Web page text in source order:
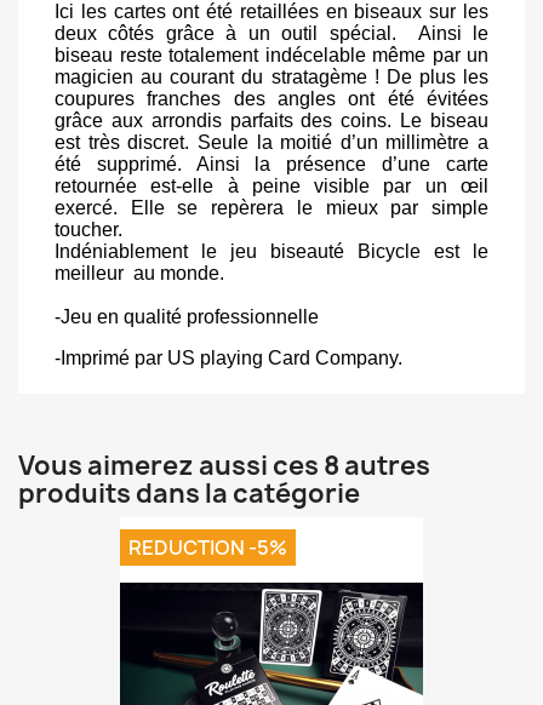
Ici les cartes ont été retaillées en biseaux sur les
deux côtés grâce à un outil spécial. Ainsi le
biseau reste totalement indécelable même par un
magicien au courant du stratagème ! De plus les
coupures franches des angles ont été évitées
grâce aux arrondis parfaits des coins. Le biseau
est très discret. Seule la moitié d’un millimètre a
été supprimé. Ainsi la présence d’une carte
retournée est-elle à peine visible par un œil
exercé. Elle se repèrera le mieux par simple
toucher.
Indéniablement le jeu biseauté Bicycle est le
meilleur au monde.
-Jeu en qualité professionnelle
-Imprimé par US playing Card Company.
Vous aimerez aussi ces 8 autres
produits dans la catégorie
REDUCTION -5%